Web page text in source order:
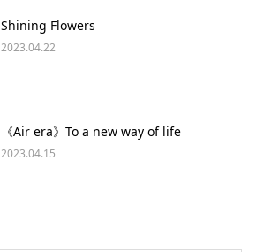
Shining Flowers
2023.04.22
《Air era》To a new way of life
2023.04.15